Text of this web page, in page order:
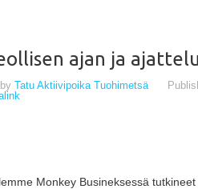
ajan ja
Tatu Aktiivipoika Tuohimetsä
Monkey Busineksessä